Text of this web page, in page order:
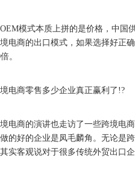
模式本质上拼的是价格，中国
电商的出口模式，如果选择好正
。
商零售多少企业真正赢利了!?
商的演讲也走访了一些跨境电商
的好的企业是凤毛麟角。无论是
实客观说对于很多传统外贸出口